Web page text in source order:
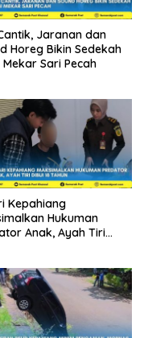
Jaranan dan
Horeg Bikin Sedekah
Mekar Sari Pecah
Kepahiang
Hukuman
Anak, Ayah Tiri